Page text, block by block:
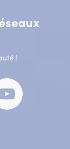
!
Youtube
fenêtre)